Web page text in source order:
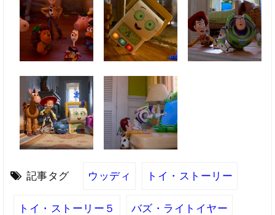
記事タグ ウッディ トイ・ストーリー
トイ・ストーリー５ バズ・ライトイヤー